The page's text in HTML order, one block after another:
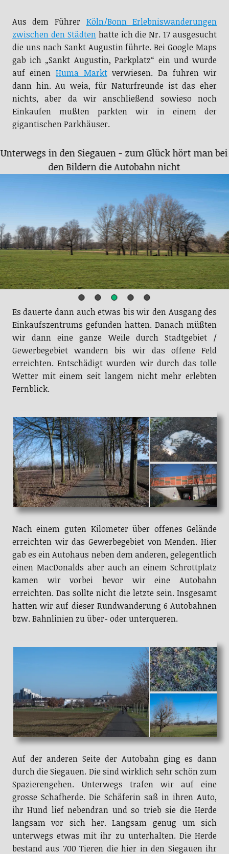
Aus dem Führer Köln/Bonn Erlebniswanderungen
zwischen den Städtenhatte ich die Nr. 17 ausgesucht
die uns nach Sankt Augustin führte. Bei Google Maps
gab ich „Sankt Augustin, Parkplatz“ ein und wurde
auf einenHuma Marktverwiesen. Da fuhren wir
dann hin. Au weia, für Naturfreunde ist das eher
nichts, aber da wir anschließend sowieso noch
Einkaufen mußten parkten wir in einem der
gigantischen Parkhäuser.
Unterwegs in den Siegauen - zum Glück hört man bei
den Bildern die Autobahn nicht
Es dauerte dann auch etwas bis wir den Ausgang des
Einkaufszentrums gefunden hatten. Danach müßten
wir dann eine ganze Weile durch Stadtgebiet /
Gewerbegebiet wandern bis wir das offene Feld
erreichten. Entschädigt wurden wir durch das tolle
Wetter mit einem seit langem nicht mehr erlebten
Fernblick.
Nach einem guten Kilometer über offenes Gelände
erreichten wir das Gewerbegebiet von Menden. Hier
gab es ein Autohaus neben dem anderen, gelegentlich
einen MacDonalds aber auch an einem Schrottplatz
kamen wir vorbei bevor wir eine Autobahn
erreichten. Das sollte nicht die letzte sein. Insgesamt
hatten wir auf dieser Rundwanderung 6 Autobahnen
bzw. Bahnlinien zu über- oder unterqueren.
Auf der anderen Seite der Autobahn ging es dann
durch die Siegauen. Die sind wirklich sehr schön zum
Spazierengehen. Unterwegs trafen wir auf eine
grosse Schafherde. Die Schäferin saß in ihren Auto,
ihr Hund lief nebendran und so trieb sie die Herde
langsam vor sich her. Langsam genug um sich
unterwegs etwas mit ihr zu unterhalten. Die Herde
bestand aus 700 Tieren die hier in den Siegauen ihr